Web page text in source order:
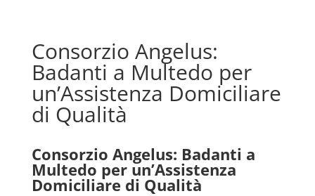
Consorzio Angelus:
Badanti a Multedo per
un’Assistenza Domiciliare
di Qualità
Consorzio Angelus: Badanti a
Multedo per un’Assistenza
Domiciliare di Qualità